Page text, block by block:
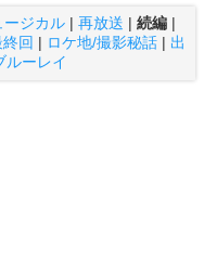
ージカル | 再放送 | 続編 |
回 | ロケ地/撮影秘話 | 出
ルーレイ